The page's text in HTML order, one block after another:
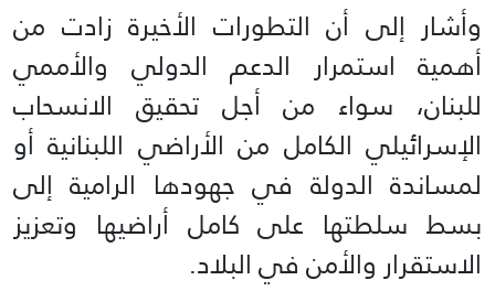
وأشار إلى أن التطورات الأخيرة زادت من
أهمية استمرار الدعم الدولي والأممي
للبنان، سواء من أجل تحقيق الانسحاب
الإسرائيلي الكامل من الأراضي اللبنانية أو
لمساندة الدولة في جهودها الرامية إلى
بسط سلطتها على كامل أراضيها وتعزيز
الاستقرار والأمن في البلاد.